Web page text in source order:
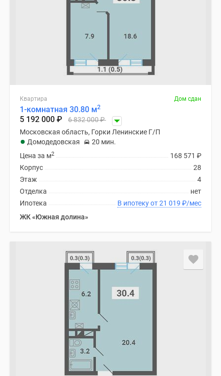
Квартира Дом сдан
1-комнатная 30.80 м2
5 192 000 ₽ 6 832 000₽
Московская область, Горки Ленинские Г/П
Домодедовская
20 мин.
168 571 ₽
Цена за м2
28
Корпус
4
Этаж
нет
Отделка
В ипотеку от 21 019 ₽/мес
Ипотека
ЖК «Южная долина»